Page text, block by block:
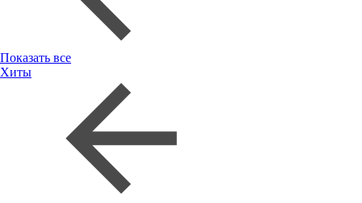
Показать все
Хиты